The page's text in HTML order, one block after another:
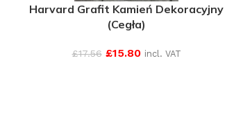
Harvard Grafit Kamień Dekoracyjny
(Cegła)
£17.56 £15.80 incl. VAT